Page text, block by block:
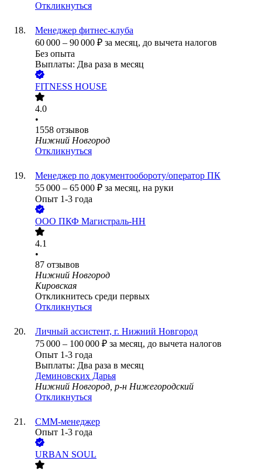
Откликнуться
Менеджер фитнес-клуба
60 000 – 90 000 ₽ за месяц, до вычета налогов
Без опыта
Выплаты: Два раза в месяц
FITNESS HOUSE
4.0
•
1558 отзывов
Нижний Новгород
Откликнуться
Менеджер по документообороту/оператор ПК
55 000 – 65 000 ₽ за месяц, на руки
Опыт 1-3 года
ООО ПКФ Магистраль-НН
4.1
•
87 отзывов
Нижний Новгород
Кировская
Откликнитесь среди первых
Откликнуться
Личный ассистент, г. Нижний Новгород
75 000 – 100 000 ₽ за месяц, до вычета налогов
Опыт 1-3 года
Выплаты: Два раза в месяц
Деминовских Дарья
Нижний Новгород, р-н Нижегородский
Откликнуться
СММ-менеджер
Опыт 1-3 года
URBAN SOUL